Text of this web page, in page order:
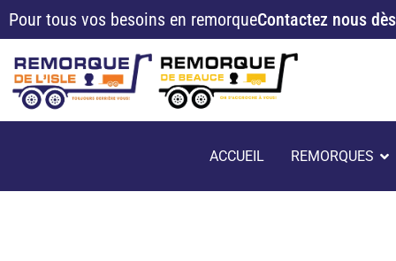
Aller
au
Pour tous vos besoins en remorqueContactez nous
ACCUEIL REMORQUES